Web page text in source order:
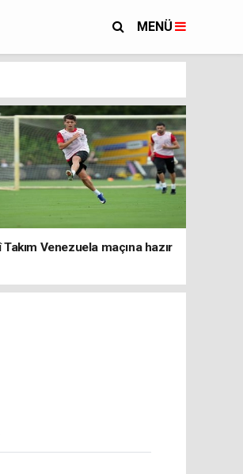
MENÜ
Venezuela maçına hazır